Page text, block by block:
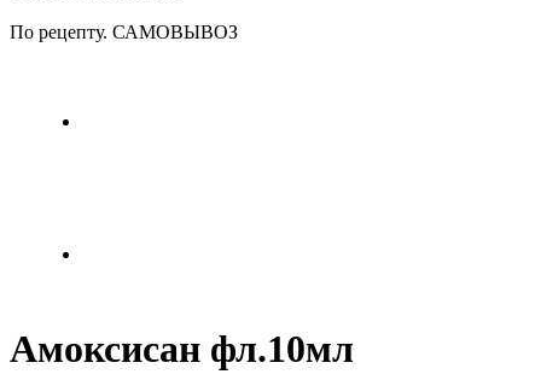
По рецепту. САМОВЫВОЗ
Амоксисан фл.10мл